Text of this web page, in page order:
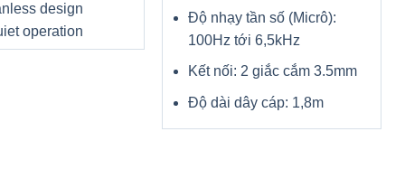
design
operation
Độ nhạy tần số (Micrô):
100Hz tới 6,5kHz
Kết nối: 2 giắc cắm 3.5mm
Độ dài dây cáp: 1,8m